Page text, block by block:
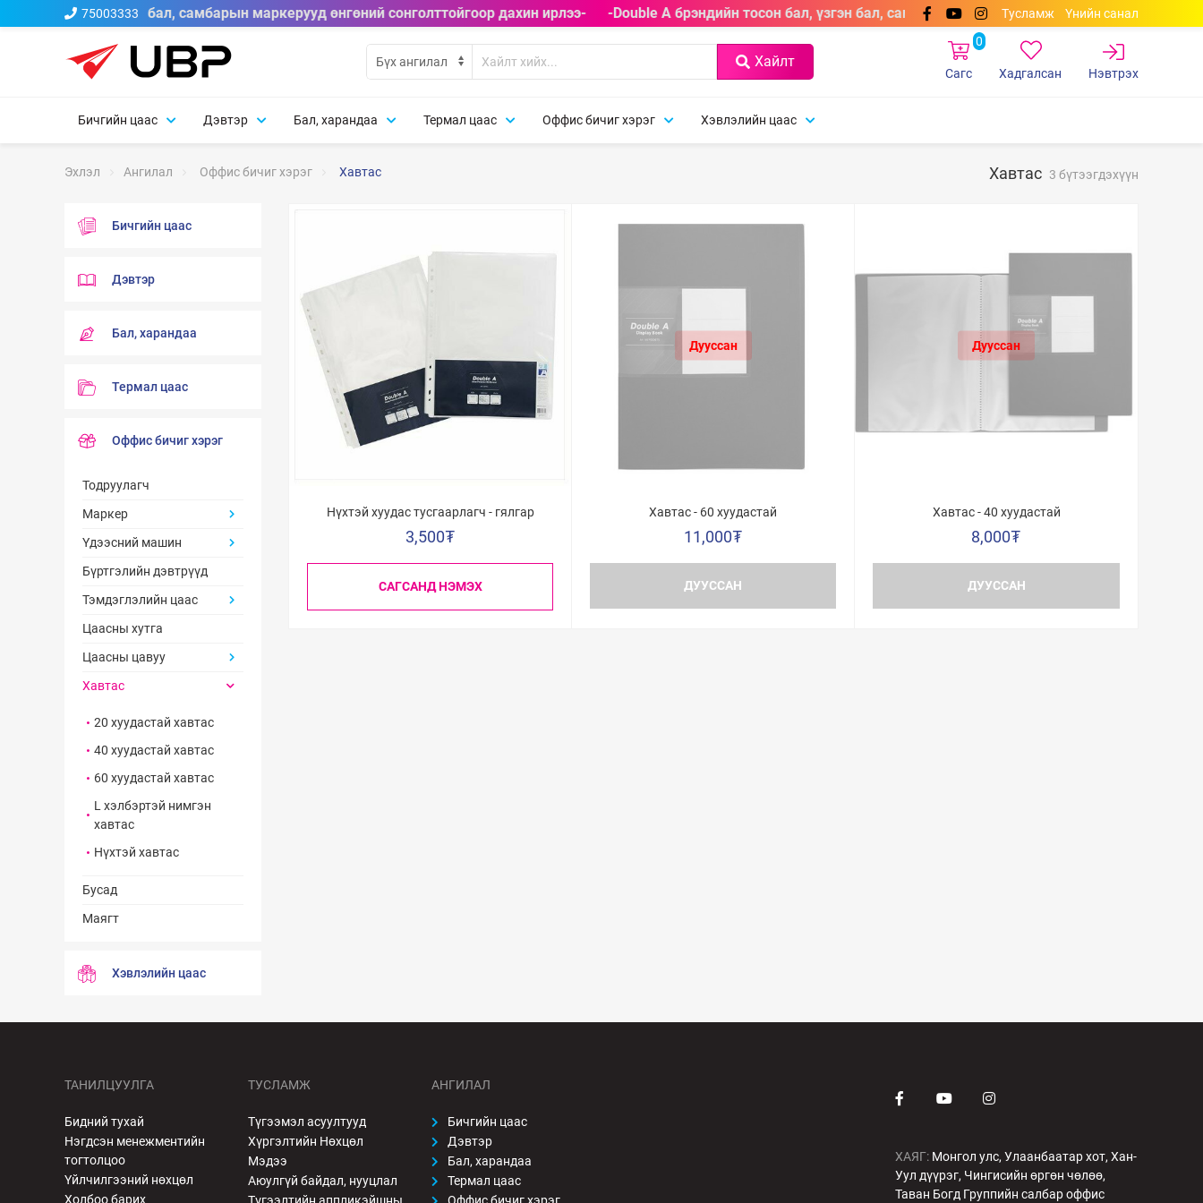
75003333
тосон бал, үзгэн бал, самбарын маркерууд өнгөний сонголттойгоор дахин ирлээ- -Double A брэндийн тосон бал, үзгэн бал, самбарын маркерууд өнгөний сонголттойгоор
Тусламж Үнийн санал
Хайлт
0
Сагс Хадгалсан Нэвтрэх
Бичгийн цаас Дэвтэр Бал, харандаа Термал цаас Оффис бичиг хэрэг Хэвлэлийн цаас
Эхлэл Ангилал Оффис бичиг хэрэг Хавтас Хавтас 3 бүтээгдэхүүн
Бичгийн цаас
Дэвтэр
Бал, харандаа
Термал цаас
Оффис бичиг хэрэг
Тодруулагч
Маркер
Үдээсний машин
Бүртгэлийн дэвтрүүд
Тэмдэглэлийн цаас
Цаасны хутга
Цаасны цавуу
Хавтас
20 хуудастай хавтас
40 хуудастай хавтас
60 хуудастай хавтас
L хэлбэртэй нимгэн
хавтас
Нүхтэй хавтас
Бусад
Маягт
Хэвлэлийн цаас
Нүхтэй хуудас тусгаарлагч - гялгар
3,500₮
САГСАНД НЭМЭХ
Хавтас - 60 хуудастай
11,000₮
ДУУССАН
Хавтас - 40 хуудастай
8,000₮
ДУУССАН
ТАНИЛЦУУЛГА
Бидний тухай
Нэгдсэн менежментийн
тогтолцоо
Үйлчилгээний нөхцөл
Холбоо барих
ТУСЛАМЖ
Түгээмэл асуултууд
Хүргэлтийн Нөхцөл
Мэдээ
Аюулгүй байдал, нууцлал
АНГИЛАЛ
Бичгийн цаас
Дэвтэр
Бал, харандаа
Термал цаас
ХАЯГ: Монгол улс, Улаанбаатар хот, Хан-
Уул дүүрэг, Чингисийн өргөн чөлөө,
Таван Богд Группийн салбар оффис